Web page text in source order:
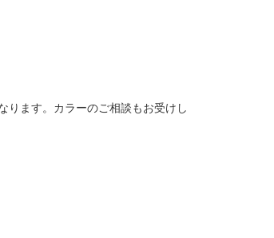
ります。カラーのご相談もお受けし